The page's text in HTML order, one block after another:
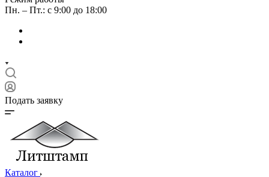
Пн. – Пт.: с 9:00 до 18:00
Подать заявку
Каталог